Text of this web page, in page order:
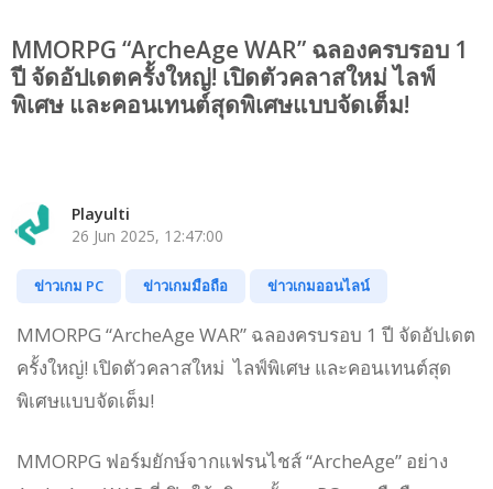
MMORPG “ArcheAge WAR” ฉลองครบรอบ 1
ปี จัดอัปเดตครั้งใหญ่! เปิดตัวคลาสใหม่ ไลฟ์
พิเศษ และคอนเทนต์สุดพิเศษแบบจัดเต็ม!
Playulti
26 Jun 2025, 12:47:00
ข่าวเกม PC ข่าวเกมมือถือ ข่าวเกมออนไลน์
MMORPG “ArcheAge WAR” ฉลองครบรอบ 1 ปี จัดอัปเดต
ครั้งใหญ่! เปิดตัวคลาสใหม่ ไลฟ์พิเศษ และคอนเทนต์สุด
พิเศษแบบจัดเต็ม!
MMORPG ฟอร์มยักษ์จากแฟรนไชส์ “ArcheAge” อย่าง